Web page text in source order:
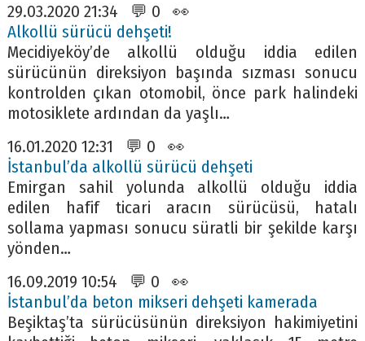
29.03.2020 21:34 💬 0 👀
Alkollü sürücü dehşeti!
Mecidiyeköy’de alkollü olduğu iddia edilen
sürücünün direksiyon başında sızması sonucu
kontrolden çıkan otomobil, önce park halindeki
motosiklete ardından da yaşlı…
16.01.2020 12:31 💬 0 👀
İstanbul’da alkollü sürücü dehşeti
Emirgan sahil yolunda alkollü olduğu iddia
edilen hafif ticari aracın sürücüsü, hatalı
sollama yapması sonucu süratli bir şekilde karşı
yönden…
16.09.2019 10:54 💬 0 👀
İstanbul’da beton mikseri dehşeti kamerada
Beşiktaş’ta sürücüsünün direksiyon hakimiyetini